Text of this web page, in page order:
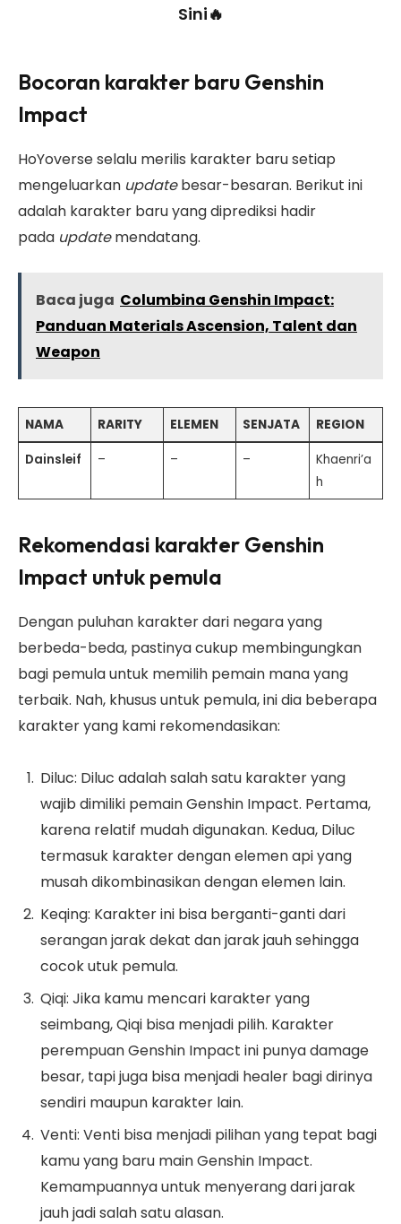
Sini🔥
Bocoran karakter baru Genshin
Impact
HoYoverse selalu merilis karakter baru setiap
mengeluarkan updatebesar-besaran. Berikut ini
adalah karakter baru yang diprediksi hadir
pada updatemendatang.
Baca juga Columbina Genshin Impact:
Panduan Materials Ascension, Talent dan
Weapon
NAMA RARITY ELEMEN SENJATA REGION
Dainsleif – – –
Khaenri’a
h
Rekomendasi karakter Genshin
Impact untuk pemula
Dengan puluhan karakter dari negara yang
berbeda-beda, pastinya cukup membingungkan
bagi pemula untuk memilih pemain mana yang
terbaik. Nah, khusus untuk pemula, ini dia beberapa
karakter yang kami rekomendasikan:
Diluc: Diluc adalah salah satu karakter yang
wajib dimiliki pemain Genshin Impact. Pertama,
karena relatif mudah digunakan. Kedua, Diluc
termasuk karakter dengan elemen api yang
musah dikombinasikan dengan elemen lain.
Keqing: Karakter ini bisa berganti-ganti dari
serangan jarak dekat dan jarak jauh sehingga
cocok utuk pemula.
Qiqi: Jika kamu mencari karakter yang
seimbang, Qiqi bisa menjadi pilih. Karakter
perempuan Genshin Impact ini punya damage
besar, tapi juga bisa menjadi healer bagi dirinya
sendiri maupun karakter lain.
Venti: Venti bisa menjadi pilihan yang tepat bagi
kamu yang baru main Genshin Impact.
Kemampuannya untuk menyerang dari jarak
jauh jadi salah satu alasan.